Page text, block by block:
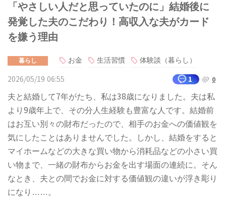
「やさしい人だと思っていたのに」結婚後に
発覚した夫のこだわり！高収入な夫がカード
を嫌う理由
暮らし お金 生活習慣 体験談（暮らし）
2026/05/19 06:55 1 0
夫と結婚して7年がたち、私は38歳になりました。夫は私
より9歳年上で、その分人生経験も豊富な人です。結婚前
はお互い別々の財布だったので、相手のお金への価値観を
気にしたことはありませんでした。しかし、結婚をすると
マイホームなどの大きな買い物から消耗品などの小さい買
い物まで、一緒の財布からお金を出す場面の連続に。そん
なとき、夫との間でお金に対する価値観の違いが浮き彫り
になり……。